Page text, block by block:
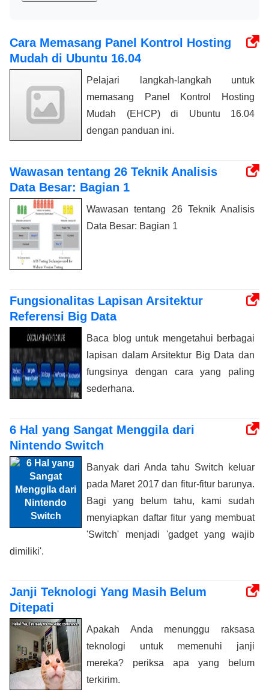
Cara Memasang Panel Kontrol Hosting
Mudah di Ubuntu 16.04
Pelajari langkah-langkah untuk
memasang Panel Kontrol Hosting
Mudah (EHCP) di Ubuntu 16.04
dengan panduan ini.
Wawasan tentang 26 Teknik Analisis
Data Besar: Bagian 1
Wawasan tentang 26 Teknik Analisis
Data Besar: Bagian 1
Fungsionalitas Lapisan Arsitektur
Referensi Big Data
Baca blog untuk mengetahui berbagai
lapisan dalam Arsitektur Big Data dan
fungsinya dengan cara yang paling
sederhana.
6 Hal yang Sangat Menggila dari
Nintendo Switch
Banyak dari Anda tahu Switch keluar
pada Maret 2017 dan fitur-fitur barunya.
Bagi yang belum tahu, kami sudah
menyiapkan daftar fitur yang membuat
'Switch' menjadi 'gadget yang wajib
dimiliki'.
Janji Teknologi Yang Masih Belum
Ditepati
Apakah Anda menunggu raksasa
teknologi untuk memenuhi janji
mereka? periksa apa yang belum
terkirim.